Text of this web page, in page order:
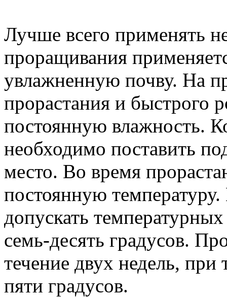
Лучше всего применять
проращивания
увлажненную почву. На
прорастания и быстрого
постоянную влажность.
необходимо поставить
место. Во время
постоянную
допускать
семь-десять градусов.
течение двух недель, при
пяти градусов.